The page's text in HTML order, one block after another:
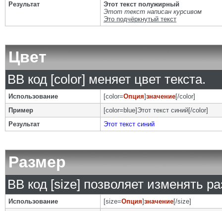
Результат
Этот текст полужирный
Этот текст написан курсивом
Это подчёркнутый текст
Цвет
BB код [color] меняет цвет текста.
Использование [color=Опция]значение[/color]
Пример
[color=blue]Этот текст синий[/color]
Результат
Этот текст синий
Размер
BB код [size] позволяет изменять
Использование [size=Опция]значение[/size]